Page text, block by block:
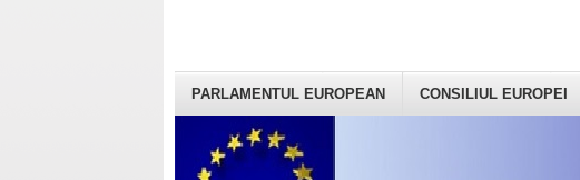
PARLAMENTUL EUROPEAN CONSILIUL EUROPEI